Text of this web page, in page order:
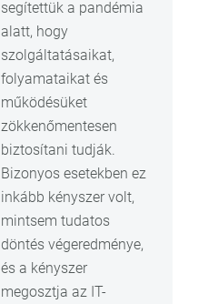
segítettük a pandémia
alatt, hogy
szolgáltatásaikat,
folyamataikat és
működésüket
zökkenőmentesen
biztosítani tudják.
Bizonyos esetekben ez
inkább kényszer volt,
mintsem tudatos
döntés végeredménye,
és a kényszer
megosztja az IT-